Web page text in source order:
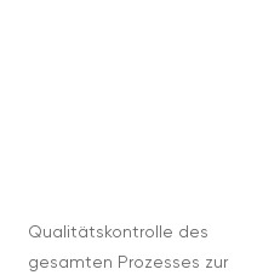
Qualitätskontrolle des
gesamten Prozesses zur